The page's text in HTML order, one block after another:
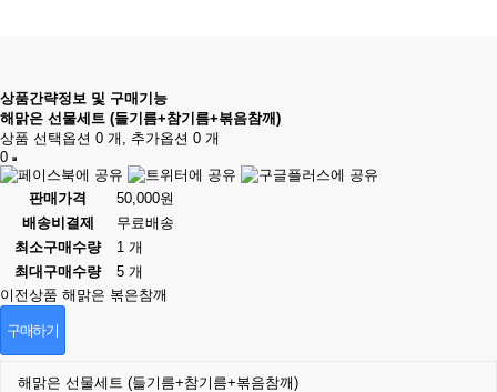
상품간략정보 및 구매기능
해맑은 선물세트 (들기름+참기름+볶음참깨)
상품 선택옵션 0 개, 추가옵션 0 개
0
판매가격
50,000원
배송비결제
무료배송
최소구매수량
1 개
최대구매수량
5 개
이전상품 해맑은 볶은참깨
구매하기
해맑은 선물세트 (들기름+참기름+볶음참깨)